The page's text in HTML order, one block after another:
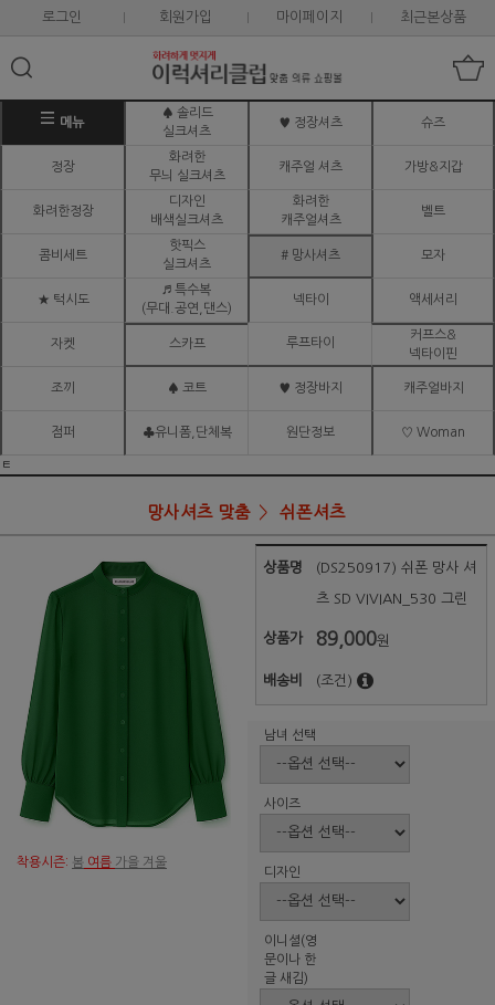
로그인 회원가입 마이페이지 최근본상품
메뉴
♠ 솔리드
실크셔츠
♥ 정장셔츠 슈즈
정장
화려한
무늬 실크셔츠
캐주얼 셔츠 가방&지갑
화려한정장
디자인
배색실크셔츠
화려한
캐주얼셔츠
벨트
콤비세트
핫픽스
실크셔츠
# 망사셔츠 모자
★ 턱시도
♬ 특수복
(무대.공연,댄스)
넥타이 액세서리
자켓 스카프 루프타이
커프스&
넥타이핀
조끼 ♠ 코트 ♥ 정장바지 캐주얼바지
점퍼 ♣유니폼,단체복 원단정보 ♡ Woman
ㅌ
망사셔츠 맞춤 쉬폰셔츠
착용시즌: 봄 여름 가을 겨울
상품명 (DS250917) 쉬폰 망사 셔
츠 SD VIVIAN_530 그린
상품가 89,000원
배송비 (조건)
남녀 선택
사이즈
디자인
이니셜(영
문이나 한
글 새김)